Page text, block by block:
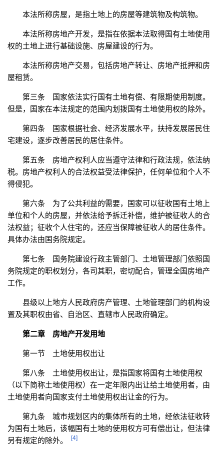
本法所称房屋，是指土地上的房屋等建筑物及构筑物。
本法所称房地产开发，是指在依据本法取得国有土地使用
权的土地上进行基础设施、房屋建设的行为。
本法所称房地产交易，包括房地产转让、房地产抵押和房
屋租赁。
第三条 国家依法实行国有土地有偿、有限期使用制度。
但是，国家在本法规定的范围内划拨国有土地使用权的除外。
第四条 国家根据社会、经济发展水平，扶持发展居民住
宅建设，逐步改善居民的居住条件。
第五条 房地产权利人应当遵守法律和行政法规，依法纳
税。房地产权利人的合法权益受法律保护，任何单位和个人不
得侵犯。
第六条 为了公共利益的需要，国家可以征收国有土地上
单位和个人的房屋，并依法给予拆迁补偿，维护被征收人的合
法权益；征收个人住宅的，还应当保障被征收人的居住条件。
具体办法由国务院规定。
第七条 国务院建设行政主管部门、土地管理部门依照国
务院规定的职权划分，各司其职，密切配合，管理全国房地产
工作。
县级以上地方人民政府房产管理、土地管理部门的机构设
置及其职权由省、自治区、直辖市人民政府确定。
第二章 房地产开发用地
第一节 土地使用权出让
第八条 土地使用权出让，是指国家将国有土地使用权
（以下简称土地使用权）在一定年限内出让给土地使用者，由
土地使用者向国家支付土地使用权出让金的行为。
第九条 城市规划区内的集体所有的土地，经依法征收转
为国有土地后，该幅国有土地的使用权方可有偿出让，但法律
另有规定的除外。
[4]